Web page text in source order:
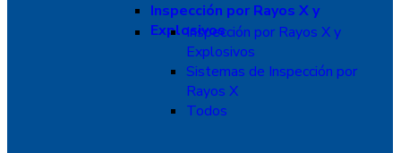
Inspección por Rayos X y
Explosivos
Inspección por Rayos X y
Explosivos
Sistemas de Inspección por
Rayos X
Todos